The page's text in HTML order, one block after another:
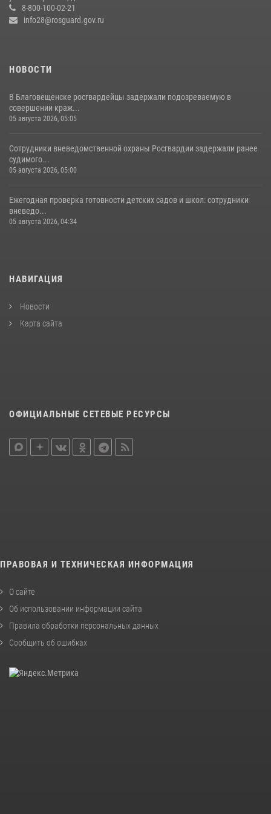
8-800-100-02-21
info28@rosguard.gov.ru
НОВОСТИ
В Благовещенске росгвардейцы задержали подозреваемую в
совершении краж...
05 августа 2026, 05:05
Сотрудники вневедомственной охраны Росгвардии задержали ранее
судимого...
05 августа 2026, 05:00
Ежегодная проверка готовности детских садов и школ: сотрудники
вневедо...
05 августа 2026, 04:34
НАВИГАЦИЯ
Новости
Карта сайта
ОФИЦИАЛЬНЫЕ СЕТЕВЫЕ РЕСУРСЫ
ПРАВОВАЯ И ТЕХНИЧЕСКАЯ ИНФОРМАЦИЯ
О сайте
Об использовании информации сайта
Правила обработки персональных данных
Сообщить об ошибках